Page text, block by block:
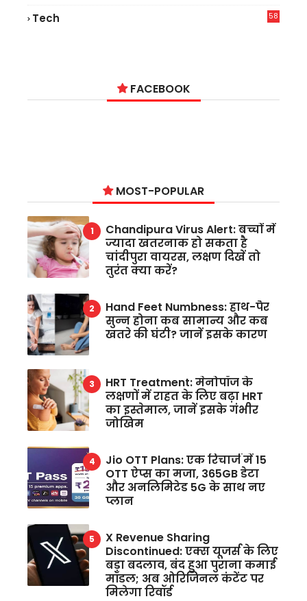
Tech
58
FACEBOOK
MOST-POPULAR
Chandipura Virus Alert: बच्चों में
ज्यादा खतरनाक हो सकता है
चांदीपुरा वायरस, लक्षण दिखें तो
तुरंत क्या करें?
Hand Feet Numbness: हाथ-पैर
सुन्न होना कब सामान्य और कब
खतरे की घंटी? जानें इसके कारण
HRT Treatment: मेनोपॉज के
लक्षणों में राहत के लिए बढ़ा HRT
का इस्तेमाल, जानें इसके गंभीर
जोखिम
Jio OTT Plans: एक रिचार्ज में 15
OTT ऐप्स का मजा, 365GB डेटा
और अनलिमिटेड 5G के साथ नए
प्लान
X Revenue Sharing
Discontinued: एक्स यूजर्स के लिए
बड़ा बदलाव, बंद हुआ पुराना कमाई
मॉडल; अब ओरिजिनल कंटेंट पर
मिलेगा रिवॉर्ड